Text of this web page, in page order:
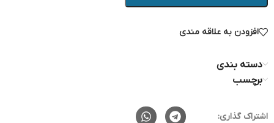
افزودن به علاقه مندی
دسته بندی
برچسب
اشتراک گذاری: